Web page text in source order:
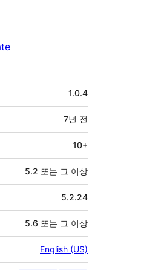
1.0.4
7년 전
10+
5.2 또는 그 이상
5.2.24
5.6 또는 그 이상
English (US)